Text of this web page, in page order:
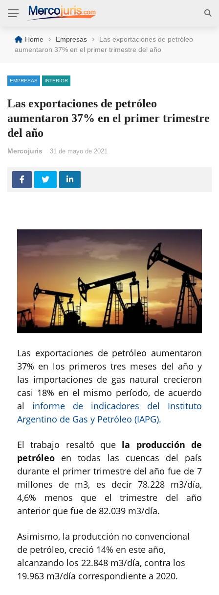
Home › Empresas ›
Las exportaciones de petróleo
aumentaron 37% en el primer trimestre del año
EMPRESAS INTERIOR
Las exportaciones de petróleo
aumentaron 37% en el primer trimestre
del año
Mercojuris 31 de mayo de 2021
Las exportaciones de petróleo aumentaron
37% en los primeros tres meses del año y
las importaciones de gas natural crecieron
casi 18% en el mismo período, de acuerdo
al informe de indicadores del Instituto
Argentino de Gas y Petróleo (IAPG).
El trabajo resaltó que la producción de
petróleo en todas las cuencas del país
durante el primer trimestre del año fue de 7
millones de m3, es decir 78.228 m3/día,
4,6% menos que el trimestre del año
anterior que fue de 82.039 m3/día.
Asimismo, la producción no convencional
de petróleo, creció 14% en este año,
alcanzando los 22.848 m3/día, contra los
19.963 m3/día correspondiente a 2020.